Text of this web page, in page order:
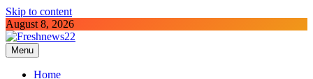
Skip to content
August 8, 2026
Freshnews22
Best News Website in North Macedonia
Menu
Home